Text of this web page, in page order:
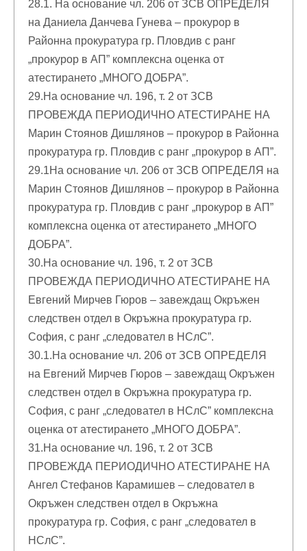
28.1. На основание чл. 206 от ЗСВ ОПРЕДЕЛЯ
на Даниела Данчева Гунева – прокурор в
Районна прокуратура гр. Пловдив с ранг
„прокурор в АП” комплексна оценка от
атестирането „МНОГО ДОБРА”.
29.На основание чл. 196, т. 2 от ЗСВ
ПРОВЕЖДА ПЕРИОДИЧНО АТЕСТИРАНЕ НА
Марин Стоянов Дишлянов – прокурор в Районна
прокуратура гр. Пловдив с ранг „прокурор в АП”.
29.1На основание чл. 206 от ЗСВ ОПРЕДЕЛЯ на
Марин Стоянов Дишлянов – прокурор в Районна
прокуратура гр. Пловдив с ранг „прокурор в АП”
комплексна оценка от атестирането „МНОГО
ДОБРА”.
30.На основание чл. 196, т. 2 от ЗСВ
ПРОВЕЖДА ПЕРИОДИЧНО АТЕСТИРАНЕ НА
Евгений Мирчев Гюров – завеждащ Окръжен
следствен отдел в Окръжна прокуратура гр.
София, с ранг „следовател в НСлС”.
30.1.На основание чл. 206 от ЗСВ ОПРЕДЕЛЯ
на Евгений Мирчев Гюров – завеждащ Окръжен
следствен отдел в Окръжна прокуратура гр.
София, с ранг „следовател в НСлС” комплексна
оценка от атестирането „МНОГО ДОБРА”.
31.На основание чл. 196, т. 2 от ЗСВ
ПРОВЕЖДА ПЕРИОДИЧНО АТЕСТИРАНЕ НА
Ангел Стефанов Карамишев – следовател в
Окръжен следствен отдел в Окръжна
прокуратура гр. София, с ранг „следовател в
НСлС”.